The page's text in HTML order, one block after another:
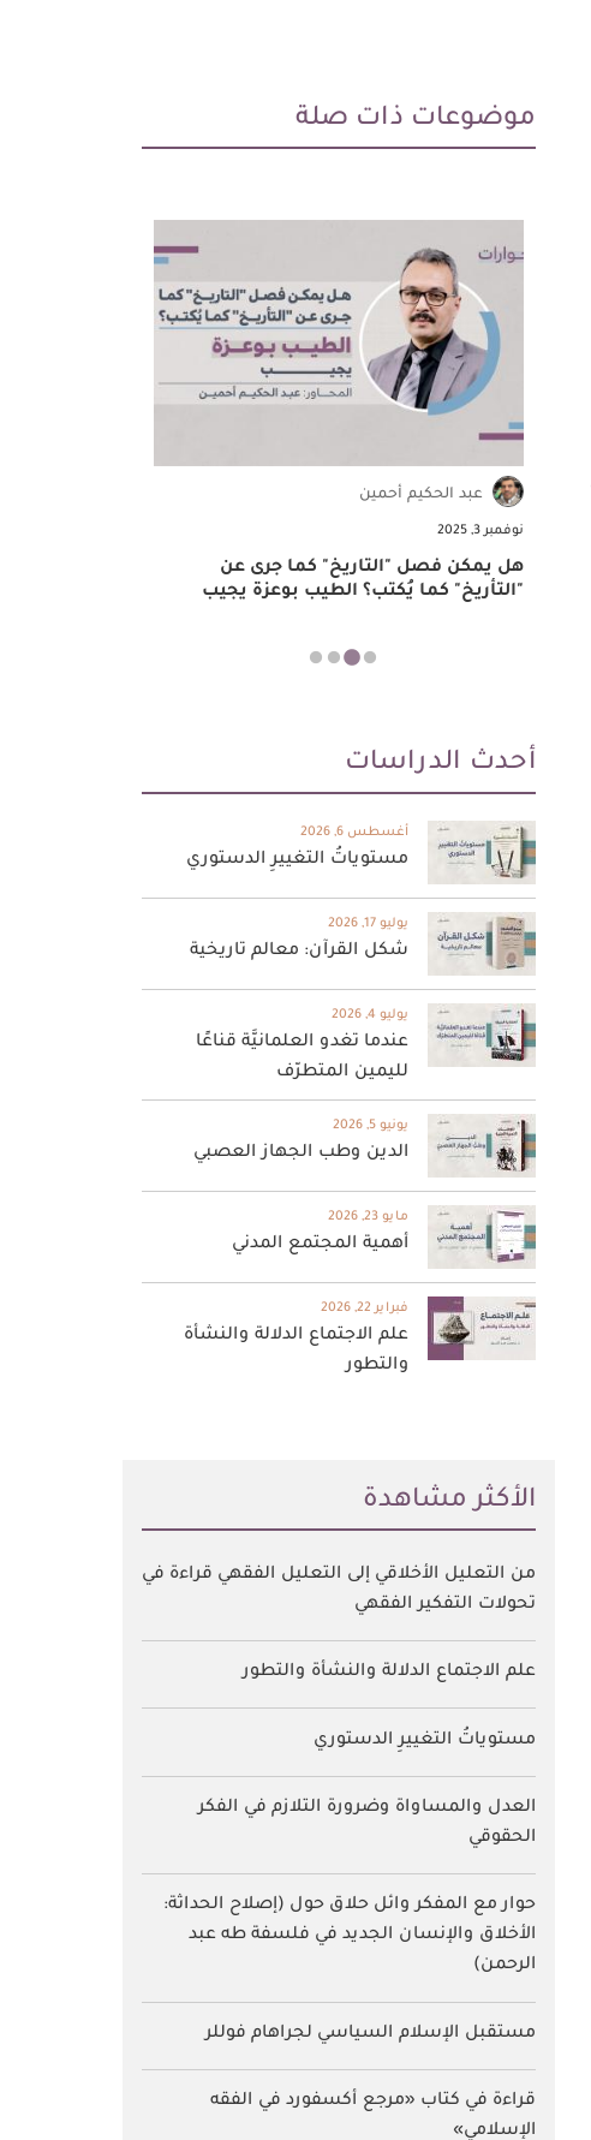
موضوعات ذات صلة
عبد الحكيم أحمين
نوفمبر 3, 2025
هل يمكن فصل "التاريخ" كما جرى عن
"التأريخ" كما يُكتب؟ الطيب بوعزة يجيب
أحدث الدراسات
أغسطس 6, 2026
مستوياتُ التغييرِ الدستوري
يوليو 17, 2026
شكل القرآن: معالم تاريخية
يوليو 4, 2026
عندما تغدو العلمانيَّة قناعًا
لليمين المتطرّف
يونيو 5, 2026
الدين وطب الجهاز العصبي
مايو 23, 2026
أهمية المجتمع المدني
فبراير 22, 2026
علم الاجتماع الدلالة والنشأة
والتطور
اﻷكثر مشاهدة
من التعليل الأخلاقي إلى التعليل الفقهي قراءة في
تحولات التفكير الفقهي
علم الاجتماع الدلالة والنشأة والتطور
مستوياتُ التغييرِ الدستوري
العدل والمساواة وضرورة التلازم في الفكر
الحقوقي
حوار مع المفكر وائل حلاق حول (إصلاح الحداثة:
الأخلاق والإنسان الجديد في فلسفة طه عبد
الرحمن)
مستقبل الإسلام السياسي لجراهام فوللر
قراءة في كتاب «مرجع أكسفورد في الفقه
الإسلامي»